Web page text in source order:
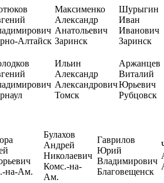
Алтайск
Максименко
Александр
Анатольевич
Заринск
Шурыгин
Иван
Иванович
Заринск
Ильин
Александр
Александрович
Томск
Аржанцев
Виталий
Юрьевич
Рубцовск
на-Ам.
Булахов
Андрей
Николаевич
Комс.-на-
Ам.
Гаврилов
Юрий
Владимирович
Благовещенск